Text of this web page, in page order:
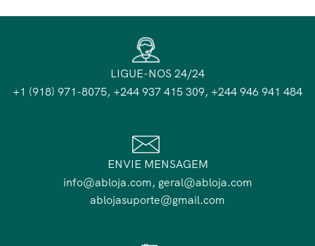
LIGUE-NOS 24/24
+1 (918) 971-8075, +244 937 415 309, +244 946 941 484
ENVIE MENSAGEM
info@abloja.com, geral@abloja.com
ablojasuporte@gmail.com